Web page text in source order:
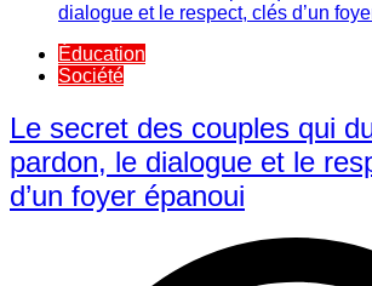
Éducation
Société
Le secret des couples qui
pardon, le dialogue et le
d’un foyer épanoui